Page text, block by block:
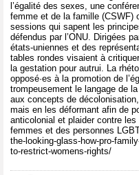
l’égalité des sexes, une
femme et de la famille (CSWF)
sessions qui sapent les
défendus par l’ONU. Dirigées
états-uniennes et des
tables rondes visaient à
la gestation pour autrui. La
opposé·es à la promotion de
trompeusement le langage de
aux concepts de
mais en les déformant afin de
anticolonial et plaider contre
femmes et des personnes
the-looking-glass-how-pro-
to-restrict-womens-rights/